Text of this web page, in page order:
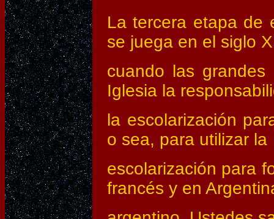
La tercera etapa de
se juega en el siglo
cuando las
Iglesia la
la escolarización
o sea, para utilizar la
escolarización para
francés y en